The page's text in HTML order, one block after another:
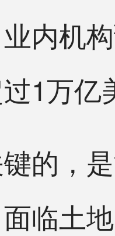
内机
1万亿
，是
临土